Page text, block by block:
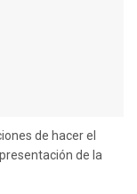
de hacer el
de la